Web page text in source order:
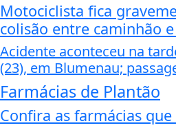
Motociclista fica
colisão entre caminhão
Acidente aconteceu na
(23), em Blumenau;
Farmácias de Plantão
Confira as farmácias